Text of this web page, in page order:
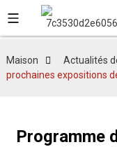
Maison Actualités
prochaines expositions
Programme